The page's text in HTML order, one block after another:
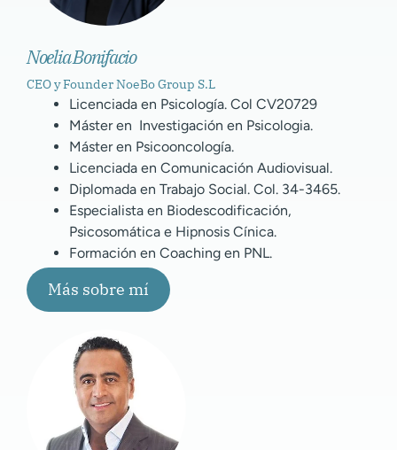
Noelia Bonifacio
CEO y Founder NoeBo Group S.L
Licenciada en Psicología. Col CV20729
Máster en Investigación en Psicologia.
Máster en Psicooncología.
Licenciada en Comunicación Audiovisual.
Diplomada en Trabajo Social. Col. 34-3465.
Especialista en Biodescodificación,
Psicosomática e Hipnosis Cínica.
Formación en Coaching en PNL.
Más sobre mí